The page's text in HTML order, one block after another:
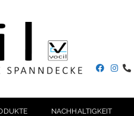
NACHHALTIGKEIT